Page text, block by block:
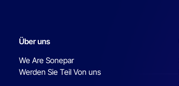
Über uns
We Are Sonepar
Werden Sie Teil Von uns